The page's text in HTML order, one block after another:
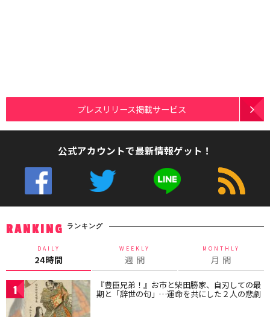
プレスリリース掲載サービス
公式アカウントで最新情報ゲット！
RANKING ランキング
DAILY
24時間
WEEKLY
週 間
MONTHLY
月 間
1 『豊臣兄弟！』お市と柴田勝家、自刃しての最
期と「辞世の句」…運命を共にした２人の悲劇